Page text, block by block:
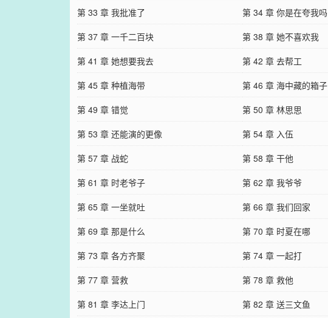
第 33 章 我批准了
第 34 章 你是在夸我吗
第 37 章 一千二百块
第 38 章 她不喜欢我
第 41 章 她想要我去
第 42 章 去帮工
第 45 章 种植海带
第 46 章 海中藏的箱子
第 49 章 错觉
第 50 章 林思思
第 53 章 还能演的更像
第 54 章 入伍
第 57 章 战蛇
第 58 章 干他
第 61 章 时老爷子
第 62 章 我爷爷
第 65 章 一坐就吐
第 66 章 我们回家
第 69 章 那是什么
第 70 章 时夏在哪
第 73 章 各方齐聚
第 74 章 一起打
第 77 章 营救
第 78 章 救他
第 81 章 李达上门
第 82 章 送三文鱼